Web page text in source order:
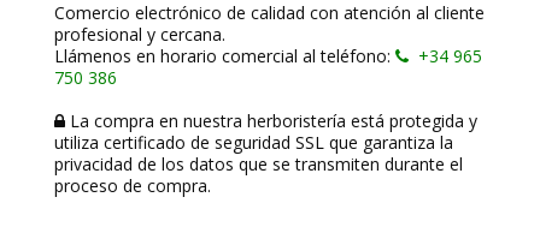
Comercio electrónico de calidad con atención al cliente
profesional y cercana.
Llámenos en horario comercial al teléfono:
+34 965
750 386
La compra en nuestra herboristería está protegida y
utiliza certificado de seguridad SSL que garantiza la
privacidad de los datos que se transmiten durante el
proceso de compra.